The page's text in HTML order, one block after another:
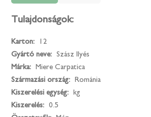
Tulajdonságok:
Karton:
12
Gyártó neve:
Szász Ilyés
Márka:
Miere Carpatica
Származási ország:
Románia
Kiszerelési egység:
kg
Kiszerelés:
0.5